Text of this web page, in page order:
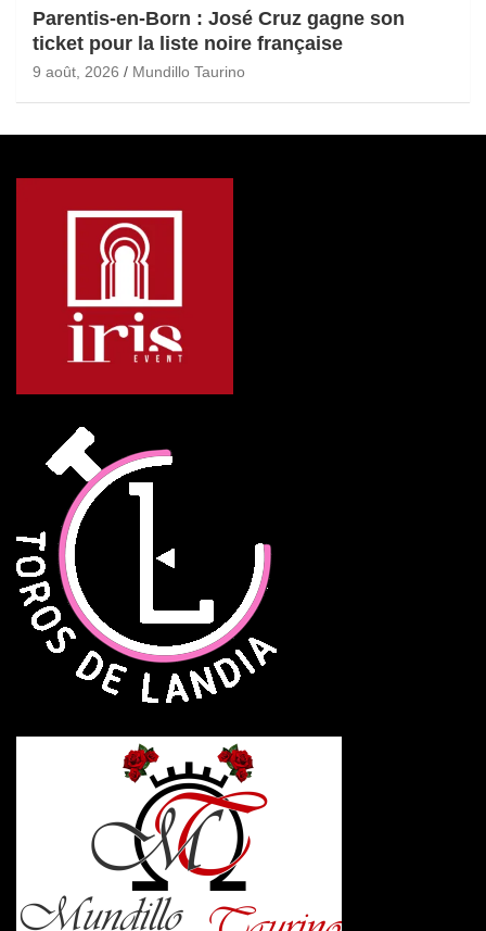
Parentis-en-Born : José Cruz gagne son
ticket pour la liste noire française
9 août, 2026 Mundillo Taurino